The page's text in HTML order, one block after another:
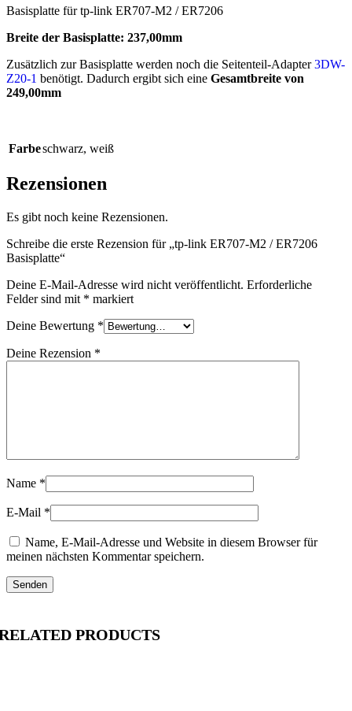
Basisplatte für tp-link ER707-M2 / ER7206
Breite der Basisplatte: 237,00mm
Zusätzlich zur Basisplatte werden noch die Seitenteil-Adapter3DW-
Z20-1 benötigt. Dadurch ergibt sich eine Gesamtbreite von
249,00mm
Farbeschwarz, weiß
Rezensionen
Es gibt noch keine Rezensionen.
Schreibe die erste Rezension für „tp-link ER707-M2 / ER7206
Basisplatte“
Deine E-Mail-Adresse wird nicht veröffentlicht. Erforderliche
Felder sind mit * markiert
Deine Bewertung *
Deine Rezension *
Name *
E-Mail *
Name, E-Mail-Adresse und Website in diesem Browser für
meinen nächsten Kommentar speichern.
PRODUCTS